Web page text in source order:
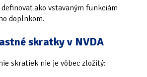
(284)
ako vstavaným funkciám
doplnkom.
skratky v NVDA
skratiek nie je vôbec zložitý: